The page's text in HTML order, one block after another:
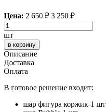
Цена: 2 650 ₽ 3 250 ₽
шт
в корзину
Описание
Доставка
Оплата
В готовое решение входит:
шар фигура коржик-1 шт